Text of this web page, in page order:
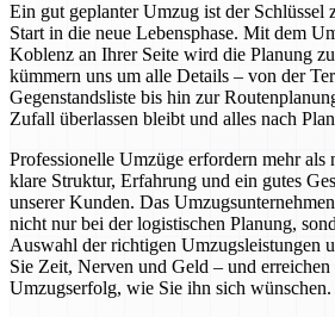
Ein gut geplanter Umzug ist der Schlüssel
Start in die neue Lebensphase. Mit dem
Koblenz an Ihrer Seite wird die Planung
kümmern uns um alle Details – von der
Gegenstandsliste bis hin zur
Zufall überlassen bleibt und alles nach
Professionelle Umzüge erfordern mehr als
klare Struktur, Erfahrung und ein gutes
unserer Kunden. Das
nicht nur bei der logistischen Planung,
Auswahl der richtigen Umzugsleistungen
Sie Zeit, Nerven und Geld – und erreichen
Umzugserfolg, wie Sie ihn sich wünschen.